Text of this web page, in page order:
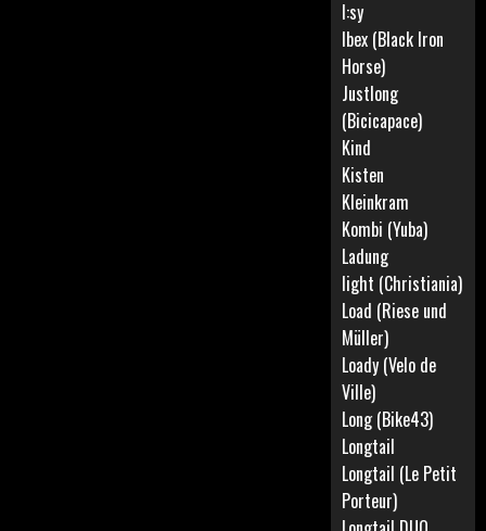
I:sy
Ibex (Black Iron
Horse)
Justlong
(Bicicapace)
Kind
Kisten
Kleinkram
Kombi (Yuba)
Ladung
light (Christiania)
Load (Riese und
Müller)
Loady (Velo de
Ville)
Long (Bike43)
Longtail
Longtail (Le Petit
Porteur)